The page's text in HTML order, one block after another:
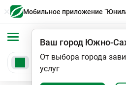
Мобильное приложение
Ваш город Южно-
От выбора города
услуг